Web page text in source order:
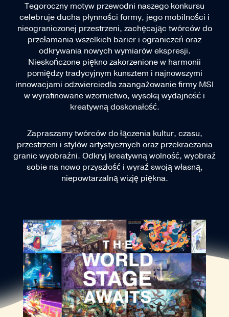
Tegoroczny motyw przewodni naszego konkursu
celebruje ducha płynności formy, jego mobilności i
nieograniczonej przestrzeni, zachęcając twórców do
przełamania wszelkich barier i ograniczeń oraz
odkrywania nowych wymiarów ekspresji.
Nieskończone piękno zakorzenione w harmonii
pomiędzy tradycyjnym kunsztem i najnowszymi
innowacjami odzwierciedla zaangażowanie firmy MSI
w wyrafinowane wzornictwo, wysoką wydajność i
kreatywną doskonałość.
Zapraszamy twórców do łączenia kultur, czasu,
przestrzeni i stylów artystycznych oraz przekraczania
granic wyobraźni. Odkryj kreatywną wolność, wyobraź
sobie na nowo przyszłość i wyraź swoją własną,
niepowtarzalną wizję piękna.